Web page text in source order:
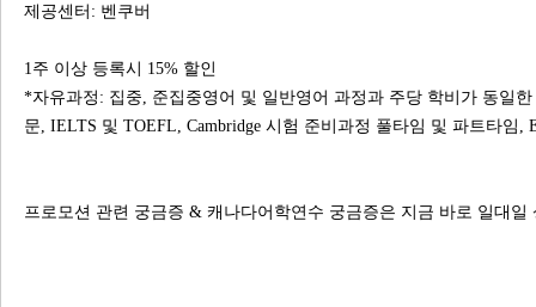
제공센터: 벤쿠버
1주 이상 등록시 15% 할인
*자유과정: 집중, 준집중영어 및 일반영어 과정과 주당 학비가 동일
문, IELTS 및 TOEFL, Cambridge 시험 준비과정 풀타임 및 파트타임,
프로모션 관련 궁금증 & 캐나다어학연수 궁금증은 지금 바로 일대